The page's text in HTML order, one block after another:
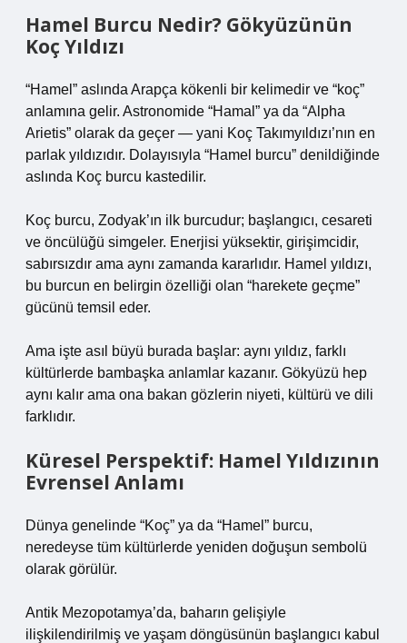
Hamel Burcu Nedir? Gökyüzünün
Koç Yıldızı
“Hamel” aslında Arapça kökenli bir kelimedir ve “koç”
anlamına gelir. Astronomide “Hamal” ya da “Alpha
Arietis” olarak da geçer — yani Koç Takımyıldızı’nın en
parlak yıldızıdır. Dolayısıyla “Hamel burcu” denildiğinde
aslında Koç burcu kastedilir.
Koç burcu, Zodyak’ın ilk burcudur; başlangıcı, cesareti
ve öncülüğü simgeler. Enerjisi yüksektir, girişimcidir,
sabırsızdır ama aynı zamanda kararlıdır. Hamel yıldızı,
bu burcun en belirgin özelliği olan “harekete geçme”
gücünü temsil eder.
Ama işte asıl büyü burada başlar: aynı yıldız, farklı
kültürlerde bambaşka anlamlar kazanır. Gökyüzü hep
aynı kalır ama ona bakan gözlerin niyeti, kültürü ve dili
farklıdır.
Küresel Perspektif: Hamel Yıldızının
Evrensel Anlamı
Dünya genelinde “Koç” ya da “Hamel” burcu,
neredeyse tüm kültürlerde yeniden doğuşun sembolü
olarak görülür.
Antik Mezopotamya’da, baharın gelişiyle
ilişkilendirilmiş ve yaşam döngüsünün başlangıcı kabul